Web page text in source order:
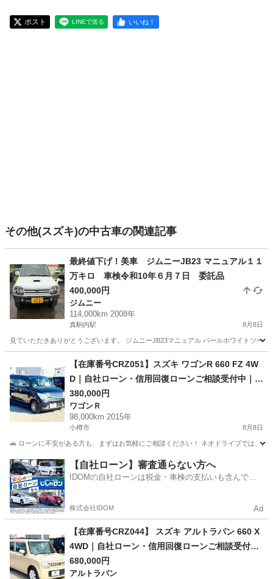
ポスト LINEで送る いいね！
その他(スズキ)の中古車の関連記事
最終値下げ！美車 ジムニーJB23 マニュアル１１
万キロ 車検令和10年６月７日 委託品
400,000円
ジムニー
114,000km 2008年
真駒内駅 8月8日
見ていただきありがとうございます。 ジムニーJB23マニュアル パールホワイトツー
真駒内駅 ジムニー
【在庫番号CRZ051】スズキ ワゴンR 660 FZ 4W
D｜自社ローン・信用回復ローンご相談受付中｜他
社ローン審査が難しかった方もご相談ください
380,000円
ワゴンＲ
98,000km 2015年
小樽市 8月8日
🚗 ローンに不安がある方も、まずはお気軽にご相談ください！ ネオドライブでは、
北海道 小樽市 ワゴンＲ ローン
【自社ローン】審査通らない方へ
IDOMの自社ローンは税金・車検の支払いも含んでい
株式会社IDOM Ad
【在庫番号CRZ044】 スズキ アルトラパン 660 X
4WD｜自社ローン・信用回復ローンご相談受付中
｜他社ローン審査が難しかった方もご相談くださ
い
680,000円
アルトラパン